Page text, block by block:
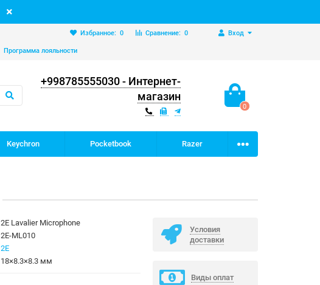
Вход
Сравнение: 0
Избранное: 0
Программа лояльности
+998785555030 - Интернет-
магазин
0
Keychron Pocketbook Razer
2E Lavalier Microphone
2E-ML010
2E
18×8.3×8.3 мм
Условия
доставки
Виды оплат